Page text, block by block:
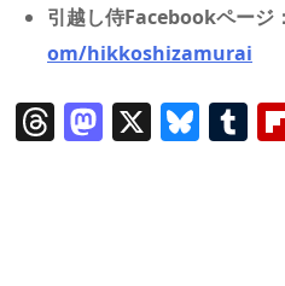
引越し侍Facebookページ：
om/hikkoshizamurai
T M X Bl T